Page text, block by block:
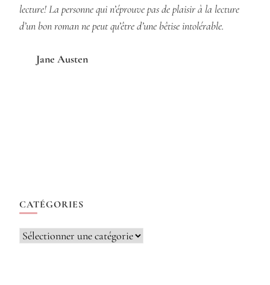
lecture! La personne qui n’éprouve pas de plaisir à la lecture
d’un bon roman ne peut qu’être d’une bêtise intolérable.
Jane Austen
CATÉGORIES
Catégories